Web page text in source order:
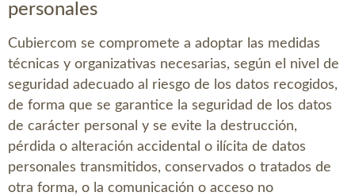
personales
Cubiercom se compromete a adoptar las medidas
técnicas y organizativas necesarias, según el nivel de
seguridad adecuado al riesgo de los datos recogidos,
de forma que se garantice la seguridad de los datos
de carácter personal y se evite la destrucción,
pérdida o alteración accidental o ilícita de datos
personales transmitidos, conservados o tratados de
otra forma, o la comunicación o acceso no